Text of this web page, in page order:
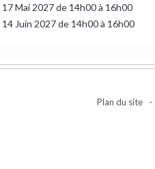
17 Mai 2027 de 14h00 à 16h00
14 Juin 2027 de 14h00 à 16h00
Plan du site